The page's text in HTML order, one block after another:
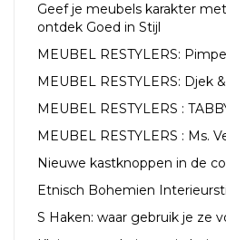
Geef je meubels karakter
ontdek Goed in Stijl
MEUBEL RESTYLERS:
MEUBEL RESTYLERS: Djek
MEUBEL RESTYLERS :
MEUBEL RESTYLERS : Ms.
Nieuwe kastknoppen in de
Etnisch Bohemien
S Haken: waar gebruik je ze